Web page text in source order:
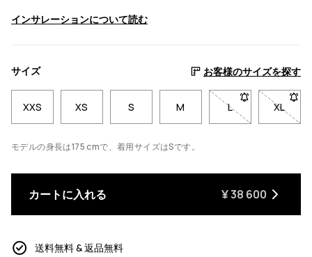
インサレーションについて読む
サイズ お客様のサイズを探す
XXS XS S M L- サイズLは在庫
XL- サイ
モデルの身長は175 cmで、着用サイズはSです。
カートに入れる ¥ 38 600
送料無料 & 返品無料